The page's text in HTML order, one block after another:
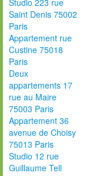
Studio 223 rue
Saint Denis 75002
Paris
Appartement rue
Custine 75018
Paris
Deux
appartements 17
rue au Maire
75003 Paris
Appartement 36
avenue de Choisy
75013 Paris
Studio 12 rue
Guillaume Tell